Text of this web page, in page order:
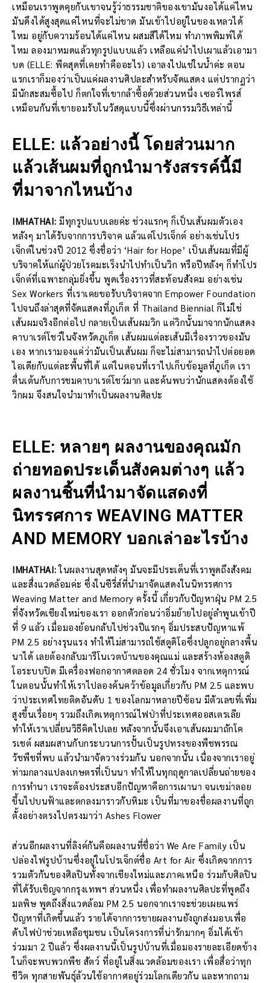
เหมือนเราพูดคุยกับเขาจนรู้ว่าธรรมชาติของเขามันงอได้แค่ไหน
มันดึงได้สูงสุดแค่ไหนที่จะไม่ขาด มันเข้าไปอยู่ในของเหลวได้
ไหม อยู่กับความร้อนได้แค่ไหน ผสมสีได้ไหม ทำภาพพิมพ์ได้
ไหม ลองมาหมดแล้วทุกรูปแบบแล้ว เหลือแค่นำไปเผาแล้วเอามา
บด (ELLE: พีคสุดที่เคยทำคืออะไร) เอาลงไปแช่ในน้ำค่ะ ตอน
แรกเราก็มองว่าเป็นแค่ผลงานศิปละสำหรับจัดแสดง แต่ปรากฏว่า
มีนักสะสมซื้อไป ก็ตกใจที่เขากล้าซื้อด้วยส่วนหนึ่ง เซอร์ไพรส์
เหมือนกันที่เขายอมรับในวัสดุแบบนี้ซึ่งผ่านกรรมวิธีเหล่านี้
ELLE: แล้วอย่างนี้ โดยส่วนมาก
แล้วเส้นผมที่ถูกนำมารังสรรค์นี้มี
ที่มาจากไหนบ้าง
IMHATHAI: มีทุกรูปแบบเลยค่ะ ช่วงแรกๆ ก็เป็นเส้นผมตัวเอง
หลังๆ มาได้รับจากการบริจาค แล้วแต่โปรเจ็กต์ อย่างเช่นโปร
เจ็กต์ในช่วงปี 2012 ซึ่งชื่อว่า ‘Hair for Hope’ เป็นเส้นผมที่มีผู้
บริจาคให้แก่ผู้ป่วยโรคมะเร็งนำไปทำเป็นวิก หรือปีหลังๆ ก็ทำโปร
เจ็กต์ที่เฉพาะกลุ่มยิ่งขึ้น พูดเรื่องราวที่สะท้อนสังคม อย่างเช่น
Sex Workers ที่เราเคยขอรับบริจาคจาก Empower Foundation
ไปจนถึงล่าสุดที่จัดแสดงที่ภูเก็ต ที่ Thailand Biennial ก็ไม่ใช่
เส้นผมจริงอีกต่อไป กลายเป็นเส้นผมวิก แต่วิกนั้นมาจากนักแสดง
คาบาเรต์โชว์ในจังหวัดภูเก็ต เส้นผมแต่ละเส้นมีเรื่องราวของมัน
เอง หากเรามองแค่ว่ามันเป็นเส้นผม ก็จะไม่สามารถนำไปต่อยอด
ไอเดียกับแต่ละพื้นที่ได้ แต่ในตอนที่เราไปเก็บข้อมูลที่ภูเก็ต เรา
ตื่นเต้นกับการชมคาบาเรต์โชว์มาก และค้นพบว่านักแสดงต้องใช้
วิกผม จึงสนใจนำมาทำเป็นผลงานศิลปะ
ELLE: หลายๆ ผลงานของคุณมัก
ถ่ายทอดประเด็นสังคมต่างๆ แล้ว
ผลงานชิ้นที่นำมาจัดแสดงที่
นิทรรศการ WEAVING MATTER
AND MEMORY บอกเล่าอะไรบ้าง
IMHATHAI:ในผลงานสุดหลังๆ มันจะมีประเด็นที่เราพูดถึงสังคม
และสื่งแวดล้อมค่ะ ซึ่งในซีรี่ส์ที่นำมาจัดแสดงในนิทรรศการ
Weaving Matter and Memory ครั้งนี้ เกี่ยวกับปัญหาฝุ่น PM 2.5
ที่จังหวัดเชียงใหม่ของเรา ออกตัวก่อนว่าอิ่มย้ายไปอยู่ลำพูนเข้าปี
ที่ 9 แล้ว เมื่อมองย้อนกลับไปช่วงปีแรกๆ อิ่มประสบปัญหาแพ้
PM 2.5 อย่างรุนแรง ทำให้ไม่สามารถใช้สตูดิโอซึ่งปลูกอยู่กลางพื้น
นาได้ เลยต้องกลับมารีโนเวตบ้านของคุณแม่ และสร้างห้องสตูดิ
โอระบบปิด มีเครื่องฟอกอากาศตลอด 24 ชั่วโมง จากเหตุการณ์
ในตอนนั้นทำให้เราไปลองค้นคว้าข้อมูลเกี่ยวกับ PM 2.5 และพบ
ว่าประเทศไทยติดอันดับ 1 ของโลกมาหลายปีซ้อน มีตัวเลขที่เพิ่ม
สูงขึ้นเรื่อยๆ รวมถึงเกิดเหตุการณ์ไฟป่าที่ประเทศออสเตรเลีย
ทำให้เราเปลี่ยนวิธีคิดไปเลย หลังจากนั้นจึงเอาเส้นผมมาถักโค
รเชต์ ผสมผสานกับกระบวนการปั้นเป็นรูปทรงของพืชพรรณ
วัชพืชที่พบ แล้วนำมาจัดวางร่วมกัน นอกจากนั้น เนื่องจากเราอยู่
ท่ามกลางแปลงเกษตรที่เป็นนา ทำให้ในทุกฤดูกาลเปลี่ยนถ่ายของ
การทำนา เราจะต้องประสบอีกปัญหาคือการเผานา จนเขม่าลอย
ขึ้นไปบนฟ้าและตกลงมาราวกับหิมะ เป็นที่มาของชื่อผลงานที่ถูก
ตั้งอย่างตรงไปตรงมาว่า Ashes Flower
ส่วนอีกผลงานที่ลิงค์กันคือผลงานที่ชื่อว่า We Are Family เป็น
ปล่องไฟรูปบ้านซึ่งอยู่ในโปรเจ็กต์ชื่อ Art for Air ซึ่งเกิดจากการ
รวมตัวกันของศิลปินทั้งจากเชียงใหม่และภาคเหนือ ร่วมกับศิลปิน
ที่ได้รับเชิญจากกรุงเทพฯ ส่วนหนึ่ง เพื่อทำผลงานศิลปะที่พูดถึง
มลพิษ พูดถึงสิ่งแวดล้อม PM 2.5 นอกจากเราจะช่วยเผยแพร่
ปัญหาที่เกิดขึ้นแล้ว รายได้จากการขายผลงานยังถูกส่งมอบเพื่อ
ดับไฟป่าช่วยเหลือชุมชน เป็นโครงการที่น่ารักมากๆ อิ่มได้เข้า
ร่วมมา 2 ปีแล้ว ซึ่งผลงานนี้เป็นรูปบ้านที่เมื่อมองรายละเอียดข้าง
ในก็จะพบพวกพืช สัตว์ ที่อยู่ในสิ่งแวดล้อมของเรา เพื่อสื่อว่าทุก
ชีวิต ทุกสายพันธุ์ล้วนใช้อากาศอยู่ร่วมโลกเดียวกัน และหากถาม